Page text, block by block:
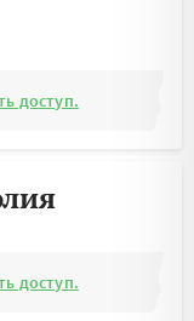
доступ.
доступ.